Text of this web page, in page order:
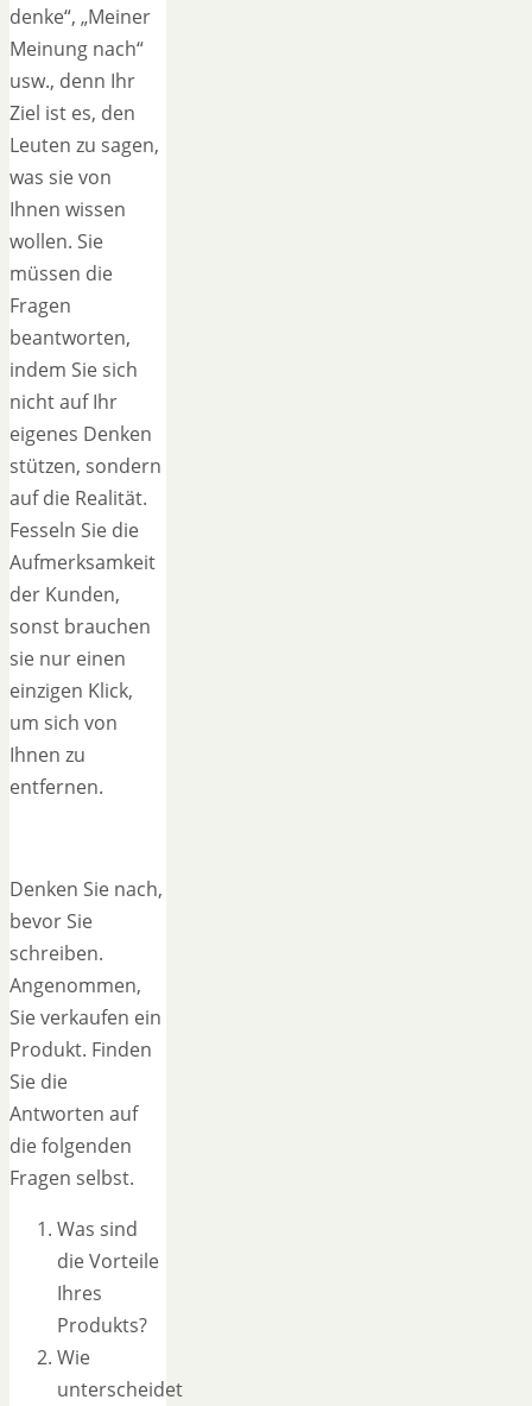
denke“, „Meiner
Meinung nach“
usw., denn Ihr
Ziel ist es, den
Leuten zu sagen,
was sie von
Ihnen wissen
wollen. Sie
müssen die
Fragen
beantworten,
indem Sie sich
nicht auf Ihr
eigenes Denken
stützen, sondern
auf die Realität.
Fesseln Sie die
Aufmerksamkeit
der Kunden,
sonst brauchen
sie nur einen
einzigen Klick,
um sich von
Ihnen zu
entfernen.
Denken Sie nach,
bevor Sie
schreiben.
Angenommen,
Sie verkaufen ein
Produkt. Finden
Sie die
Antworten auf
die folgenden
Fragen selbst.
Was sind
die Vorteile
Ihres
Produkts?
Wie
unterscheidet